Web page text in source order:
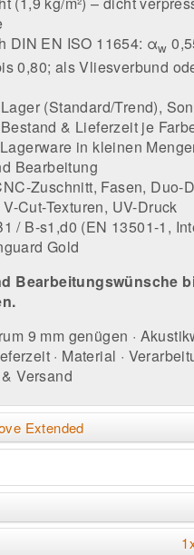
DIN EN ISO 11654: αw
0,80; als Vliesverbund
(Standard/Trend),
& Lieferzeit je
Lagerware in kleinen
Bearbeitung
Zuschnitt, Fasen, Duo-
Cut-Texturen, UV-Druck
/ B-s1,d0 (EN 13501-1,
Gold
Bearbeitungswünsche
9 mm genügen ·
· Material ·
Versand
Extended